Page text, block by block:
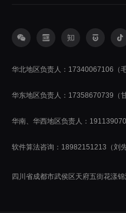
华北地区负责人：17340067106（毛
华东地区负责人：17358670739（甘
华南、华西地区负责人：
软件算法咨询：18982151213（刘先
四川省成都市武侯区天府五街花漾锦